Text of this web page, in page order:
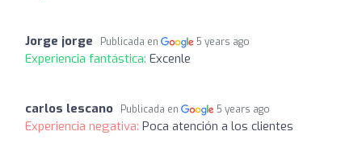
Jorge jorge Publicada en 5 years ago
Experiencia fantástica: Excenle
carlos lescano Publicada en 5 years ago
Experiencia negativa: Poca atención a los clientes